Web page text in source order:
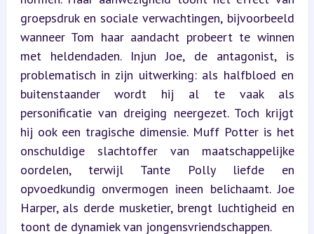
groepsdruk en sociale verwachtingen, bijvoorbeeld
wanneer Tom haar aandacht probeert te winnen
met heldendaden. Injun Joe, de antagonist, is
problematisch in zijn uitwerking: als halfbloed en
buitenstaander wordt hij al te vaak als
personificatie van dreiging neergezet. Toch krijgt
hij ook een tragische dimensie. Muff Potter is het
onschuldige slachtoffer van maatschappelijke
oordelen, terwijl Tante Polly liefde en
opvoedkundig onvermogen ineen belichaamt. Joe
Harper, als derde musketier, brengt luchtigheid en
toont de dynamiek van jongensvriendschappen.